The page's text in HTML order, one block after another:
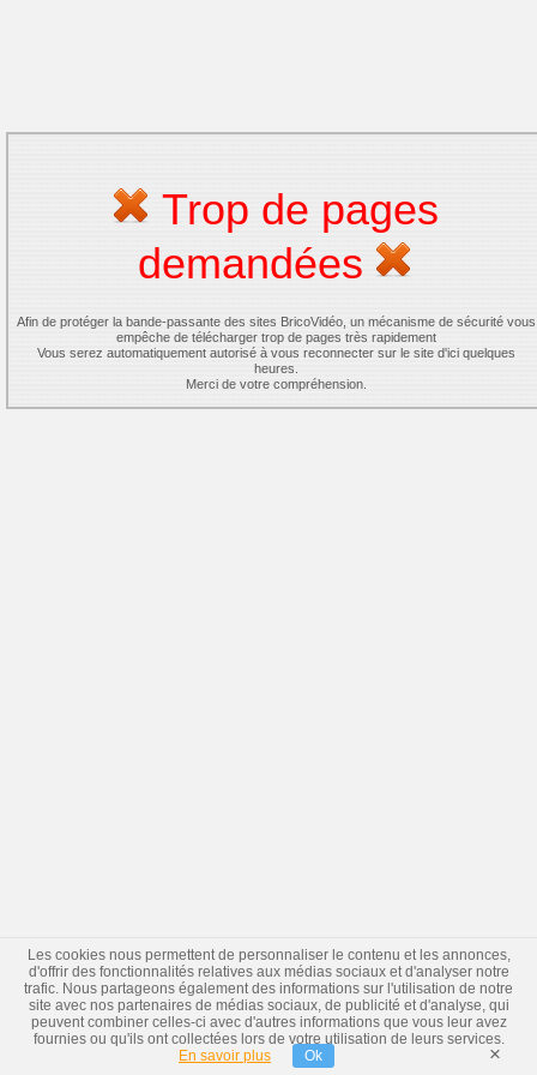
Trop de pages
demandées
Afin de protéger la bande-passante des sites BricoVidéo, un mécanisme de sécurité vous
empêche de télécharger trop de pages très rapidement
Vous serez automatiquement autorisé à vous reconnecter sur le site d'ici quelques
heures.
Merci de votre compréhension.
Les cookies nous permettent de personnaliser le contenu et les annonces,
d'offrir des fonctionnalités relatives aux médias sociaux et d'analyser notre
trafic. Nous partageons également des informations sur l'utilisation de notre
site avec nos partenaires de médias sociaux, de publicité et d'analyse, qui
peuvent combiner celles-ci avec d'autres informations que vous leur avez
fournies ou qu'ils ont collectées lors de votre utilisation de leurs services.
En savoir plus
Ok ×